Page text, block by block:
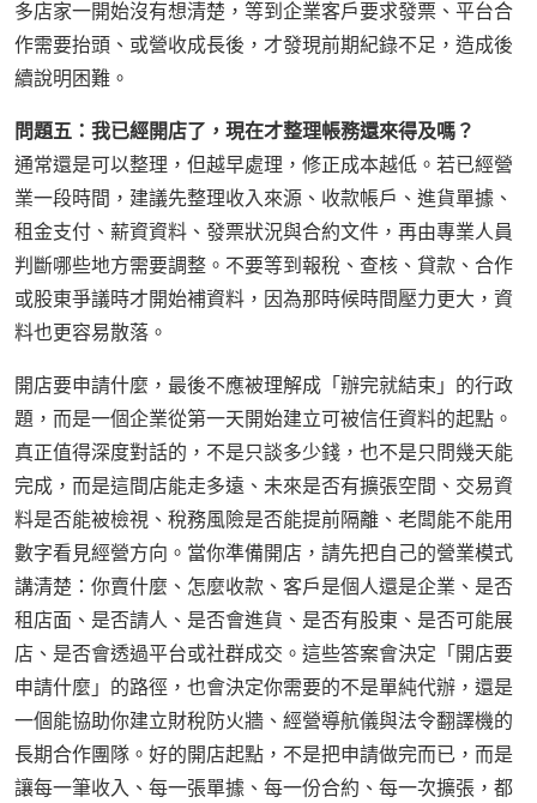
多店家一開始沒有想清楚，等到企業客戶要求發票、平台合
作需要抬頭、或營收成長後，才發現前期紀錄不足，造成後
續說明困難。
問題五：我已經開店了，現在才整理帳務還來得及嗎？
通常還是可以整理，但越早處理，修正成本越低。若已經營
業一段時間，建議先整理收入來源、收款帳戶、進貨單據、
租金支付、薪資資料、發票狀況與合約文件，再由專業人員
判斷哪些地方需要調整。不要等到報稅、查核、貸款、合作
或股東爭議時才開始補資料，因為那時候時間壓力更大，資
料也更容易散落。
開店要申請什麼，最後不應被理解成「辦完就結束」的行政
題，而是一個企業從第一天開始建立可被信任資料的起點。
真正值得深度對話的，不是只談多少錢，也不是只問幾天能
完成，而是這間店能走多遠、未來是否有擴張空間、交易資
料是否能被檢視、稅務風險是否能提前隔離、老闆能不能用
數字看見經營方向。當你準備開店，請先把自己的營業模式
講清楚：你賣什麼、怎麼收款、客戶是個人還是企業、是否
租店面、是否請人、是否會進貨、是否有股東、是否可能展
店、是否會透過平台或社群成交。這些答案會決定「開店要
申請什麼」的路徑，也會決定你需要的不是單純代辦，還是
一個能協助你建立財稅防火牆、經營導航儀與法令翻譯機的
長期合作團隊。好的開店起點，不是把申請做完而已，而是
讓每一筆收入、每一張單據、每一份合約、每一次擴張，都